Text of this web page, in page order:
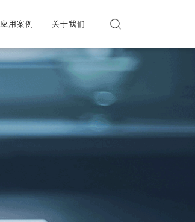
应用案例 关于我们
应用案例 关于我们